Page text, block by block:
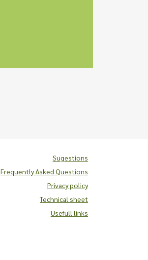
Sugestions
Frequently Asked Questions
Privacy policy
Technical sheet
Usefull links